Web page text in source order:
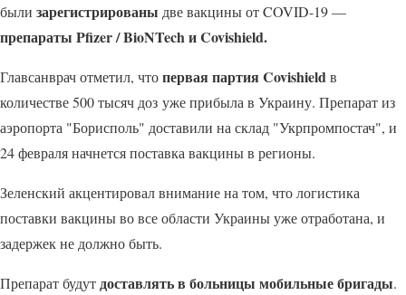
были зарегистрированы две вакцины от COVID-19 —
препараты Pfizer / BioNTech и Covishield.
Главсанврач отметил, чтопервая партия Covishieldв
количестве 500 тысяч доз уже прибыла в Украину. Препарат из
аэропорта "Борисполь" доставили на склад "Укрпромпостач", и
24 февраля начнется поставка вакцины в регионы.
Зеленский акцентировал внимание на том, что логистика
поставки вакцины во все области Украины уже отработана, и
задержек не должно быть.
Препарат будутдоставлять в больницы мобильные бригады.